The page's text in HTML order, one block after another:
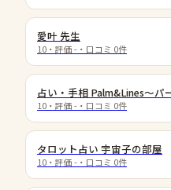
愛叶 先生
10 ・評価 - ・口コミ 0件
占い・手相 Palm&Lines～パ
10 ・評価 - ・口コミ 0件
タロット占い 宇宙子の部屋
10 ・評価 - ・口コミ 0件